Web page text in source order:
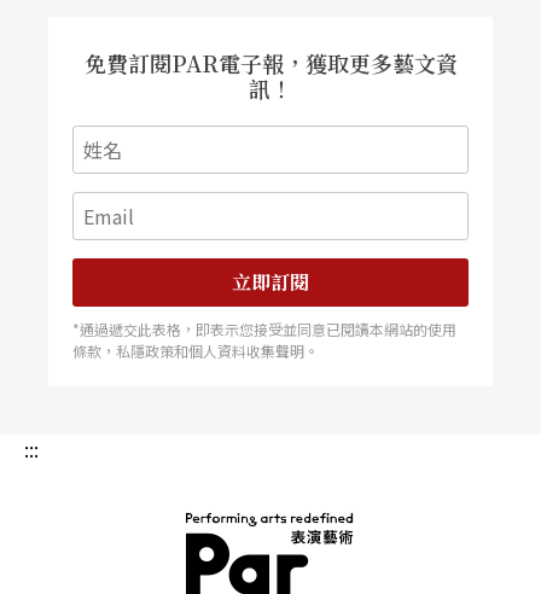
免費訂閱PAR電子報，獲取更多藝文資
訊！
立即訂閱
*通過遞交此表格，即表示您接受並同意已閱讀本網站的使用
條款，私隱政策和個人資料收集聲明。
:::